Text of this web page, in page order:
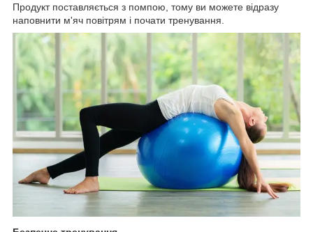
Продукт поставляється з помпою, тому ви можете відразу
наповнити м'яч повітрям і почати тренування.